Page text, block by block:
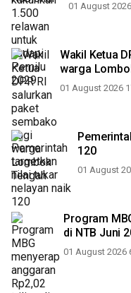
01 August
Wakil Ketua
warga
01 August 2026
120
01 August
Program
di NTB Juni
01 August 2026